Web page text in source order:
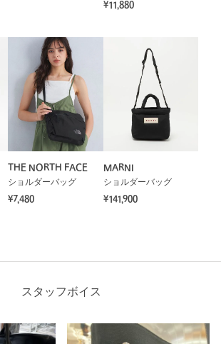
¥11,880
THE NORTH FACE
ショルダーバッグ
¥7,480
MARNI
ショルダーバッグ
¥141,900
スタッフボイス